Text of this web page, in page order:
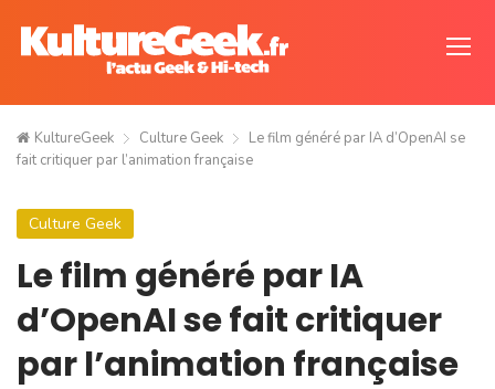
KultureGeek Culture Geek
Le film généré par IA d’OpenAI se
fait critiquer par l’animation française
Culture Geek
Le film généré par IA
d’OpenAI se fait critiquer
par l’animation française